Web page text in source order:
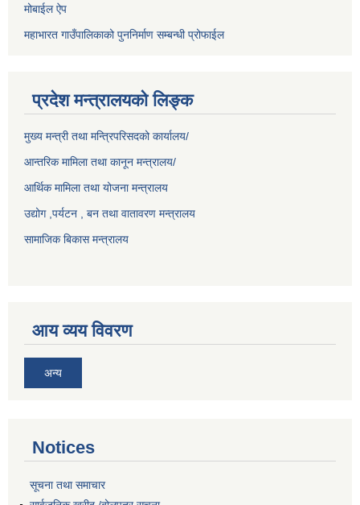
मोबाईल ऐप
महाभारत गाउँपालिकाको पुननिर्माण सम्बन्धी प्रोफाईल
प्रदेश मन्त्रालयको लिङ्क
मुख्य मन्त्री तथा मन्त्रिपरिसदको कार्यालय/
आन्तरिक मामिला तथा कानून मन्त्रालय/
आर्थिक मामिला तथा योजना मन्त्रालय
उद्योग ,पर्यटन , बन तथा वातावरण मन्त्रालय
सामाजिक बिकास मन्त्रालय
आय व्यय विवरण
अन्य
Notices
सूचना तथा समाचार